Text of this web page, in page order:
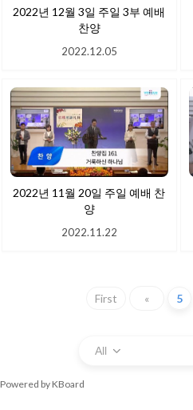
2022년 12월 3일 주일 3부 예배
찬양
2022.12.05
2022년 11월 20일 주일 예배 찬
양
2022.11.22
First « 5
All
Powered by KBoard